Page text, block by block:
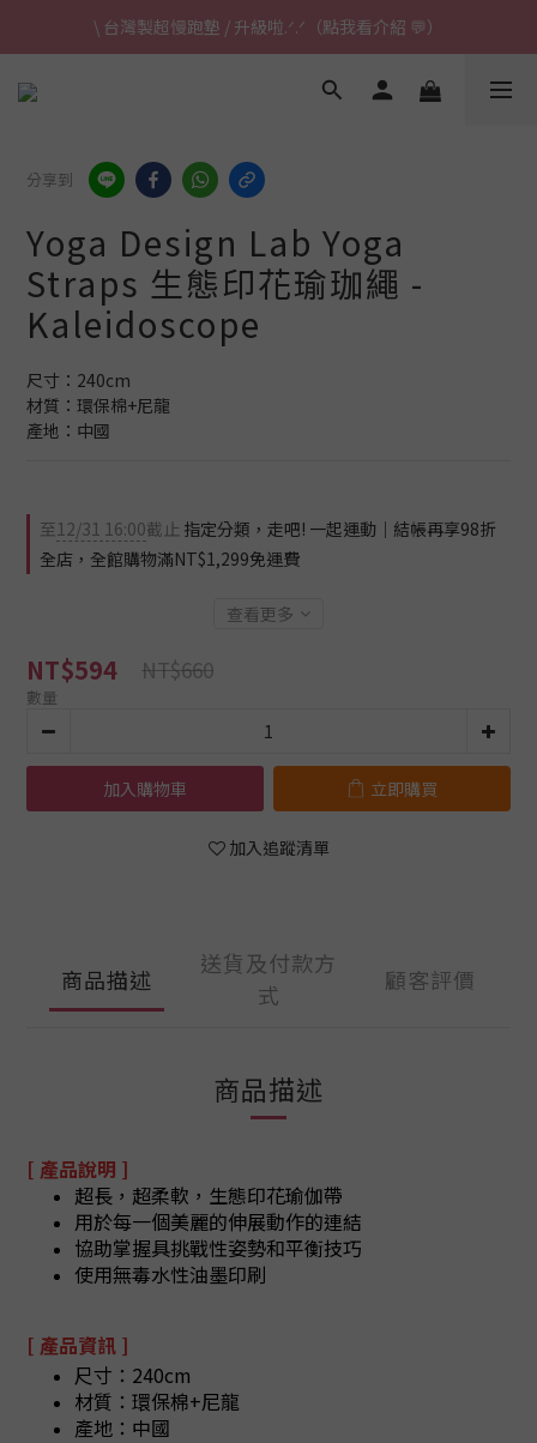
\ 台灣製超慢跑墊 / 升級啦.ᐟ.ᐟ（點我看介紹 💬）
\ 台灣製超慢跑墊 / 升級啦.ᐟ.ᐟ（點我看介紹 💬）
✈ 港澳免運｜滿HK$1,239免運 (指定商品)
分享到
Yoga Design Lab Yoga
Straps 生態印花瑜珈繩 -
Kaleidoscope
尺寸：240cm
材質：環保棉+尼龍
產地：中國
至12/31 16:00截止 指定分類，走吧! 一起運動｜結帳再享98折
全店，全館購物滿NT$1,299免運費
查看更多
NT$594 NT$660
數量
加入購物車 立即購買
加入追蹤清單
商品描述
送貨及付款方
式
顧客評價
商品描述
[ 產品說明 ]
超長，超柔軟，生態印花瑜伽帶
用於每一個美麗的伸展動作的連結
協助掌握具挑戰性姿勢和平衡技巧
使用無毒水性油墨印刷
[ 產品資訊 ]
尺寸：240cm
材質：環保棉+尼龍
產地：中國